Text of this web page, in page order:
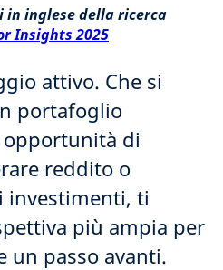
inglese della ricerca
Insights 2025
attivo. Che si
portafoglio
opportunità di
reddito o
investimenti, ti
più ampia per
un passo avanti.